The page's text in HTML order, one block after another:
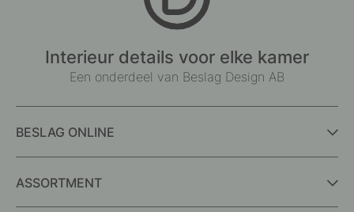
Interieur details voor elke kamer
Een onderdeel van Beslag Design AB
BESLAG ONLINE
ASSORTMENT